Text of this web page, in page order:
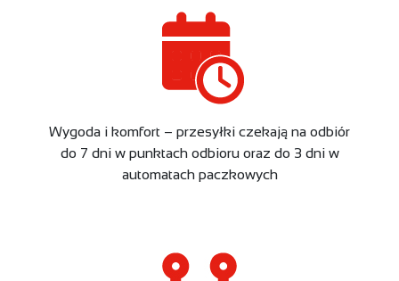
Wygoda i komfort – przesyłki czekają na odbiór
do 7 dni w punktach odbioru oraz do 3 dni w
automatach paczkowych​